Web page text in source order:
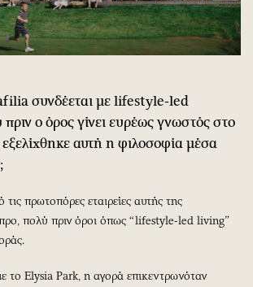
συνδέεται με lifestyle-led
πριν ο όρος γίνει ευρέως γνωστός στο
αυτή η φιλοσοφία μέσα
πρωτοπόρες εταιρείες αυτής της
πολύ πριν όροι όπως “lifestyle-led living”
το Elysia Park, η αγορά επικεντρωνόταν